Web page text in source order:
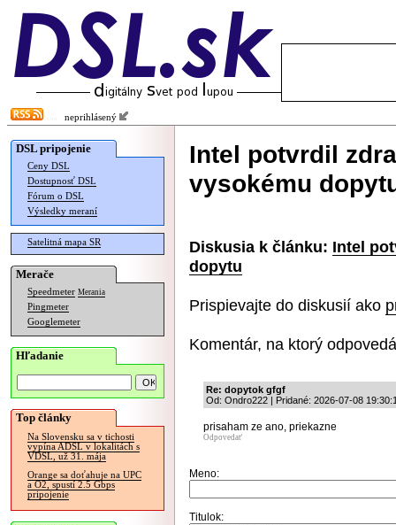
neprihlásený
DSL pripojenie
Ceny DSL
Dostupnosť DSL
Fórum o DSL
Výsledky meraní
Satelitná mapa SR
Merače
Speedmeter Merania
Pingmeter
Googlemeter
Hľadanie
Top články
Na Slovensku sa v tichosti
vypína ADSL v lokalitách s
VDSL, už 31. mája
Orange sa doťahuje na UPC
a O2, spustí 2.5 Gbps
pripojenie
Intel potvrdil
vysokému
Diskusia k článku: Intel
dopytu
Prispievajte do diskusií ako
Komentár, na ktorý
Re: dopytok gfgf
Od: Ondro222 | Pridané: 2026-07-08
prisaham ze ano, priekazne
Odpovedať
Meno:
Titulok: